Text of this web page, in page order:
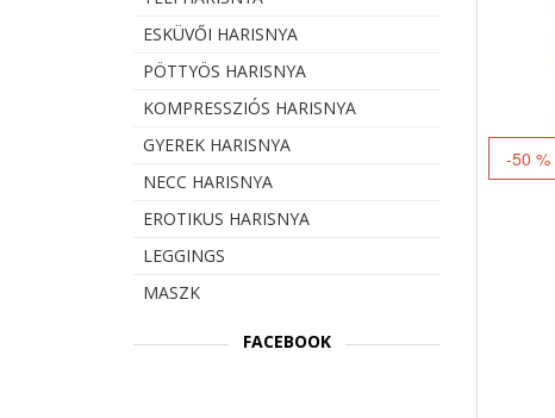
ESKÜVŐI HARISNYA
PÖTTYÖS HARISNYA
KOMPRESSZIÓS HARISNYA
GYEREK HARISNYA
NECC HARISNYA
EROTIKUS HARISNYA
LEGGINGS
MASZK
FACEBOOK
-50 %